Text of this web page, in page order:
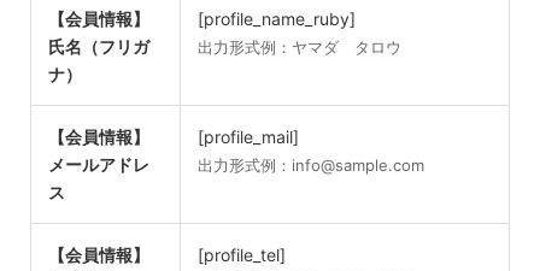
【会員情報】
氏名（フリガ
ナ）
[profile_name_ruby]
出力形式例：ヤマダ タロウ
【会員情報】
メールアドレ
ス
[profile_mail]
出力形式例：info@sample.com
【会員情報】
[profile_tel]